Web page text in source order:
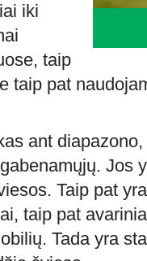
iki
taip
taip pat
ant
Jos
Taip pat
taip pat
Tada yra